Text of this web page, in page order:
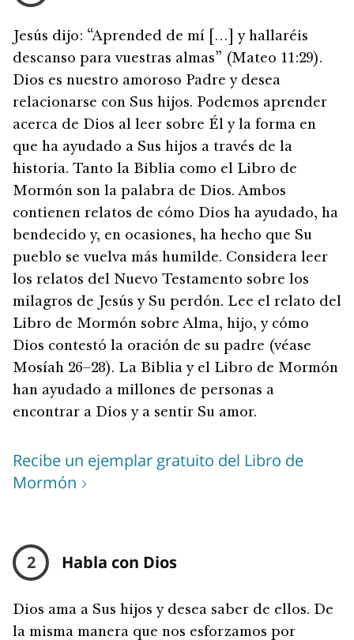
Jesús dijo: “Aprended de mí […] y hallaréis
descanso para vuestras almas” (Mateo 11:29).
Dios es nuestro amoroso Padre y desea
relacionarse con Sus hijos. Podemos aprender
acerca de Dios al leer sobre Él y la forma en
que ha ayudado a Sus hijos a través de la
historia. Tanto la Biblia como el Libro de
Mormón son la palabra de Dios. Ambos
contienen relatos de cómo Dios ha ayudado, ha
bendecido y, en ocasiones, ha hecho que Su
pueblo se vuelva más humilde. Considera leer
los relatos del Nuevo Testamento sobre los
milagros de Jesús y Su perdón. Lee el relato del
Libro de Mormón sobre Alma, hijo, y cómo
Dios contestó la oración de su padre (véase
Mosíah 26–28). La Biblia y el Libro de Mormón
han ayudado a millones de personas a
encontrar a Dios y a sentir Su amor.
Recibe un ejemplar gratuito del Libro de
Mormón
2 Habla con Dios
Dios ama a Sus hijos y desea saber de ellos. De
la misma manera que nos esforzamos por